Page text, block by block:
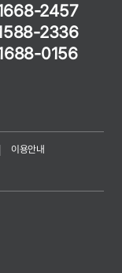
2457
2336
0156
이용안내